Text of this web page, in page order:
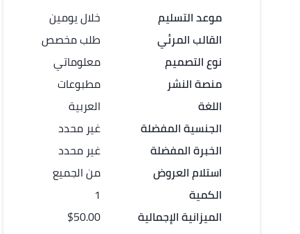
موعد التسليم
القالب المرئي
نوع التصميم
منصة النشر
اللغة
الجنسية المفضلة
الخبرة المفضلة
استلام العروض
الكمية
الميزانية الإجمالية
خلال يومين
طلب مخصص
معلوماتي
مطبوعات
العربية
غير محدد
غير محدد
من الجميع
1
$50.00